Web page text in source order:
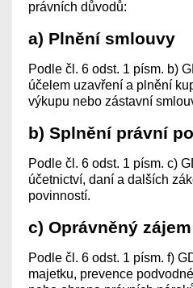
právních důvodů:
a) Plnění smlouvy
Podle čl. 6 odst. 1 písm. b)
účelem uzavření a plnění
výkupu nebo zástavní
b) Splnění právní
Podle čl. 6 odst. 1 písm. c)
účetnictví, daní a dalších
povinností.
c) Oprávněný
Podle čl. 6 odst. 1 písm. f)
majetku, prevence